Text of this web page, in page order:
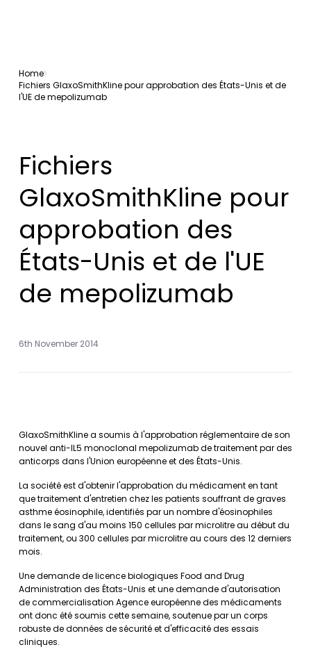
Home
Fichiers GlaxoSmithKline pour approbation des États-Unis et de
l'UE de mepolizumab
Fichiers
GlaxoSmithKline pour
approbation des
États-Unis et de l'UE
de mepolizumab
6th November 2014
GlaxoSmithKline a soumis à l'approbation réglementaire de son
nouvel anti-IL5 monoclonal mepolizumab de traitement par des
anticorps dans l'Union européenne et des États-Unis.
La société est d'obtenir l'approbation du médicament en tant
que traitement d'entretien chez les patients souffrant de graves
asthme éosinophile, identifiés par un nombre d'éosinophiles
dans le sang d'au moins 150 cellules par microlitre au début du
traitement, ou 300 cellules par microlitre au cours des 12 derniers
mois.
Une demande de licence biologiques Food and Drug
Administration des États-Unis et une demande d'autorisation
de commercialisation Agence européenne des médicaments
ont donc été soumis cette semaine, soutenue par un corps
robuste de données de sécurité et d'efficacité des essais
cliniques.